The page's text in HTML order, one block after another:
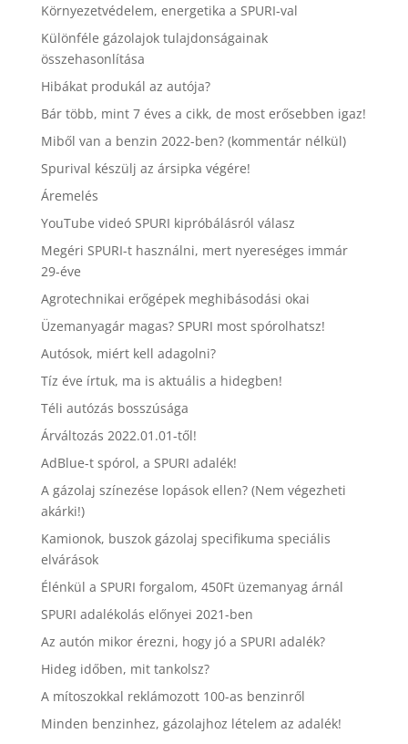
Környezetvédelem, energetika a SPURI-val
Különféle gázolajok tulajdonságainak
összehasonlítása
Hibákat produkál az autója?
Bár több, mint 7 éves a cikk, de most erősebben igaz!
Miből van a benzin 2022-ben? (kommentár nélkül)
Spurival készülj az ársipka végére!
Áremelés
YouTube videó SPURI kipróbálásról válasz
Megéri SPURI-t használni, mert nyereséges immár
29-éve
Agrotechnikai erőgépek meghibásodási okai
Üzemanyagár magas? SPURI most spórolhatsz!
Autósok, miért kell adagolni?
Tíz éve írtuk, ma is aktuális a hidegben!
Téli autózás bosszúsága
Árváltozás 2022.01.01-től!
AdBlue-t spórol, a SPURI adalék!
A gázolaj színezése lopások ellen? (Nem végezheti
akárki!)
Kamionok, buszok gázolaj specifikuma speciális
elvárások
Élénkül a SPURI forgalom, 450Ft üzemanyag árnál
SPURI adalékolás előnyei 2021-ben
Az autón mikor érezni, hogy jó a SPURI adalék?
Hideg időben, mit tankolsz?
A mítoszokkal reklámozott 100-as benzinről
Minden benzinhez, gázolajhoz lételem az adalék!